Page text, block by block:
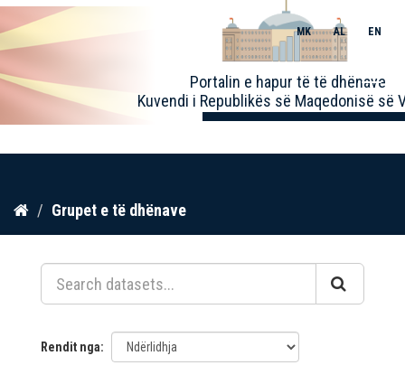
Kalo
përmbajtja
Portalin e hapur të të dhënave
Kuvendi i Republikës së Maqedonisë së
MK AL EN
Toggle
Grupet e të dhënave
Rendit nga